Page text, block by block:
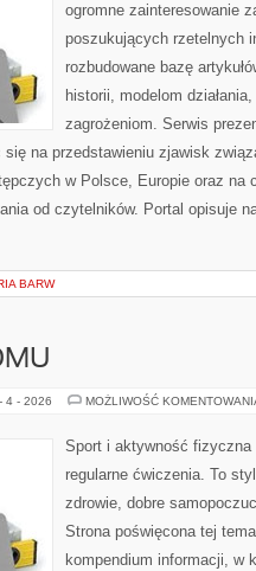
ogromne zainteresowanie
poszukujących rzetelnych
rozbudowane bazę
historii, modelom
zagrożeniom. Serwis
na przedstawieniu zjawisk
w Polsce, Europie oraz na
od czytelników. Portal opisuje
BARW
4 - 2026 MOŻLIWOŚĆ
Sport i aktywność
regularne ćwiczenia. To
zdrowie, dobre
Strona poświęcona tej
kompendium informacji, w